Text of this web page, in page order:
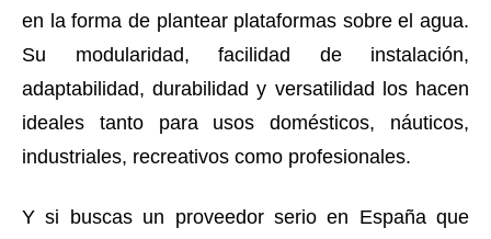
en la forma de plantear plataformas sobre el agua.
Su modularidad, facilidad de instalación,
adaptabilidad, durabilidad y versatilidad los hacen
ideales tanto para usos domésticos, náuticos,
industriales, recreativos como profesionales.
Y si buscas un proveedor serio en España que